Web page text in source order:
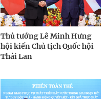
Thủ tướng Lê Minh Hưng
hội kiến Chủ tịch Quốc hội
Thái Lan